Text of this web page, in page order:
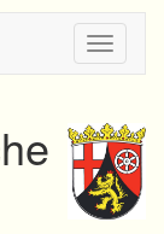
ein/